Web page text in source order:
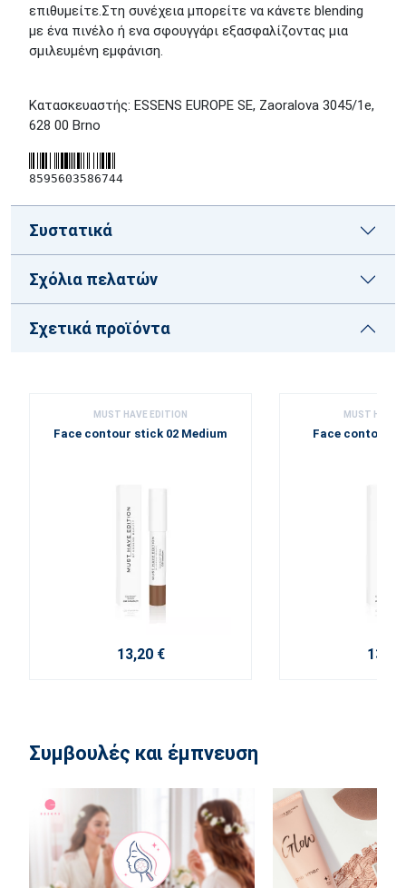
επιθυμείτε.Στη συνέχεια μπορείτε να κάνετε blending
με ένα πινέλο ή ενα σφουγγάρι εξασφαλίζοντας μια
σμιλευμένη εμφάνιση.
Κατασκευαστής: ESSENS EUROPE SE, Zaoralova 3045/1e,
628 00 Brno
8595603586744
Συστατικά
Σχόλια πελατών
Σχετικά προϊόντα
MUST HAVE EDITION
Face contour stick 02 Medium
13,20 €
MUST HAVE
Face contour
13,20
Συμβουλές και έμπνευση